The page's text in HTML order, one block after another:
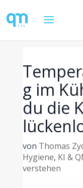
g im
du die
von Thomas
Hygiene, KI &
verstehen